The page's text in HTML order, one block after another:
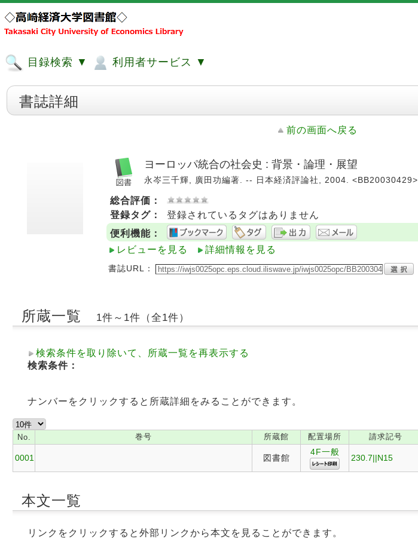
目録検索 ▼ 利用者サービス ▼
書誌詳細
前の画面へ戻る
ヨーロッパ統合の社会史 : 背景・論理・展望
永岑三千輝, 廣田功編著. -- 日本経済評論社, 2004. <BB20030429>
総合評価：
登録タグ：
登録されているタグはありません
便利機能：
レビューを見る
詳細情報を見る
書誌URL：
所蔵一覧 1件～1件（全1件）
検索条件を取り除いて、所蔵一覧を再表示する
検索条件：
ナンバーをクリックすると所蔵詳細をみることができます。
No. 巻号 所蔵館 配置場所 請求記号
0001 図書館
4F一般
230.7||N15
本文一覧
リンクをクリックすると外部リンクから本文を見ることができます。